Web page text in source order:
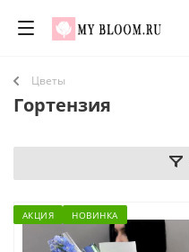
Цветы
Гортензия
АКЦИЯ НОВИНКА